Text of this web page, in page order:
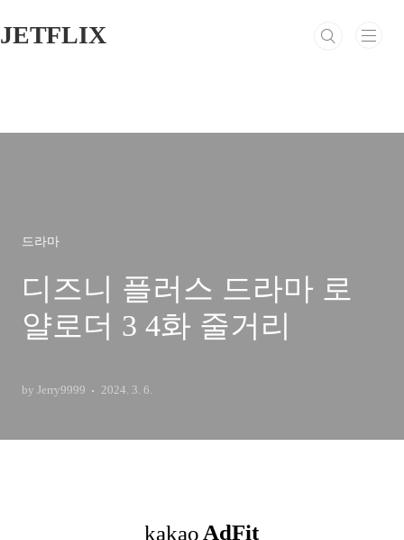
JETFLIX
드라마
디즈니 플러스 드라마 로
얄로더 3 4화 줄거리
by Jerry9999 2024. 3. 6.